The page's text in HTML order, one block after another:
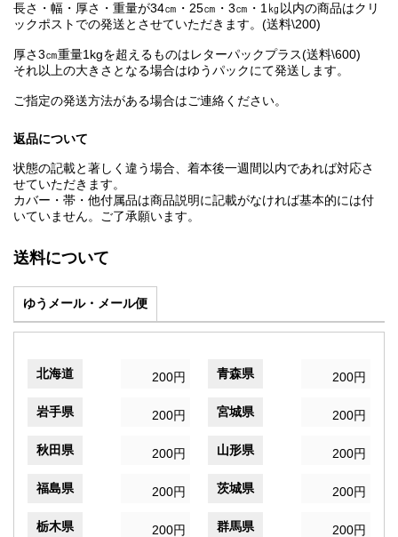
長さ・幅・厚さ・重量が34㎝・25㎝・3㎝・1㎏以内の商品はクリ
ックポストでの発送とさせていただきます。(送料\200)
厚さ3㎝重量1kgを超えるものはレターパックプラス(送料\600)
それ以上の大きさとなる場合はゆうパックにて発送します。
ご指定の発送方法がある場合はご連絡ください。
返品について
状態の記載と著しく違う場合、着本後一週間以内であれば対応さ
せていただきます。
カバー・帯・他付属品は商品説明に記載がなければ基本的には付
いていません。ご了承願います。
送料について
ゆうメール・メール便
北海道 200円 青森県 200円
岩手県 200円 宮城県 200円
秋田県 200円 山形県 200円
福島県 200円 茨城県 200円
栃木県 200円 群馬県 200円